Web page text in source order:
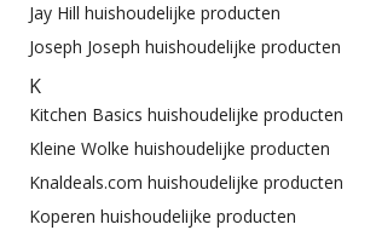
Jay Hill huishoudelijke producten
Joseph Joseph huishoudelijke producten
K
Kitchen Basics huishoudelijke producten
Kleine Wolke huishoudelijke producten
Knaldeals.com huishoudelijke producten
Koperen huishoudelijke producten